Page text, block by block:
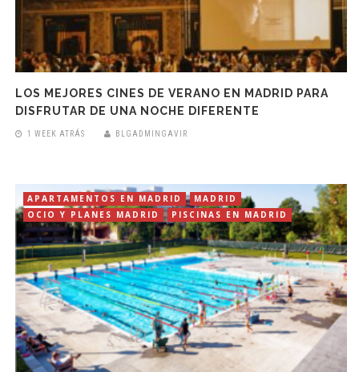
LOS MEJORES CINES DE VERANO EN MADRID PARA
DISFRUTAR DE UNA NOCHE DIFERENTE
1 WEEK ATRÁS BLGADMINGAVIR
APARTAMENTOS EN MADRID
MADRID
OCIO Y PLANES MADRID
PISCINAS EN MADRID